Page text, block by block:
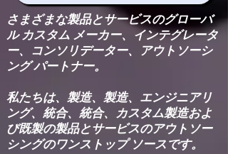
さまざまな製品とサービスのグローバ
ル カスタム メーカー、インテグレータ
ー、コンソリデーター、アウトソーシ
ング パートナー。
私たちは、製造、製造、エンジニアリ
ング、統合、統合、カスタム製造およ
び既製の製品とサービスのアウトソー
シングのワンストップ ソースです。